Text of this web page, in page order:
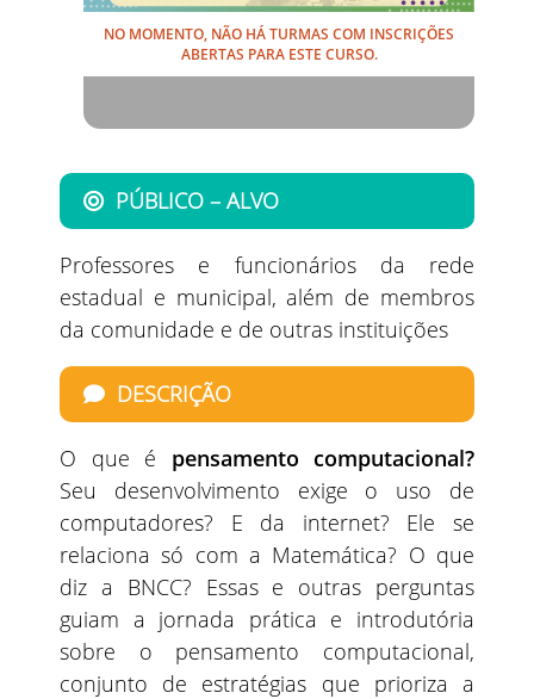
NO MOMENTO, NÃO HÁ TURMAS COM INSCRIÇÕES
ABERTAS PARA ESTE CURSO.
PÚBLICO – ALVO
Professores e funcionários da rede
estadual e municipal, além de membros
da comunidade e de outras instituições
DESCRIÇÃO
O que é pensamento computacional?
Seu desenvolvimento exige o uso de
computadores? E da internet? Ele se
relaciona só com a Matemática? O que
diz a BNCC? Essas e outras perguntas
guiam a jornada prática e introdutória
sobre o pensamento computacional,
conjunto de estratégias que prioriza a